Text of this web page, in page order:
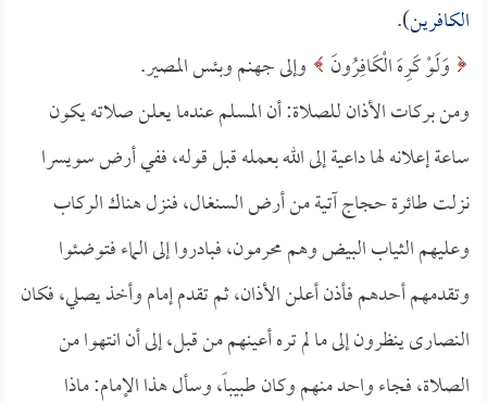
الكافرين).
وَلَوْ كَرِهَ الْكَافِرُونَ
وإلى جهنم وبئس المصير.
ومن بركات الأذان للصلاة: أن المسلم عندما يعلن صلاته يكون
ساعة إعلانه لها داعية إلى الله بعمله قبل قوله، ففي أرض سويسرا
نزلت طائرة حجاج آتية من أرض السنغال، فنزل هناك الركاب
وعليهم الثياب البيض وهم محرمون، فبادروا إلى الماء فتوضئوا
وتقدمهم أحدهم فأذن أعلن الأذان، ثم تقدم إمام وأخذ يصلي، فكان
النصارى ينظرون إلى ما لم تره أعينهم من قبل، إلى أن انتهوا من
الصلاة، فجاء واحد منهم وكان طبيباً، وسأل هذا الإمام: ماذا